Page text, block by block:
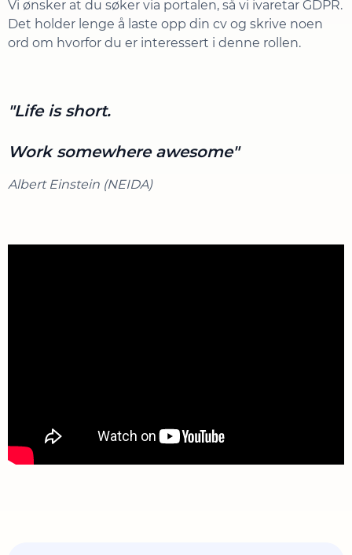
Vi ønsker at du søker via portalen, så vi ivaretar GDPR.
Det holder lenge å laste opp din cv og skrive noen
ord om hvorfor du er interessert i denne rollen.
"Life is short.
Work somewhere awesome"
Albert Einstein (NEIDA)